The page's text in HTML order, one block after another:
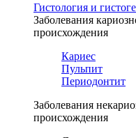
Гистология и
Заболевания
происхождения
Кариес
Пульпит
Периодонтит
Заболевания
происхождения